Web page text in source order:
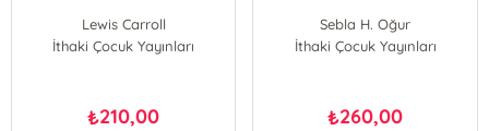
Lewis Carroll
İthaki Çocuk Yayınları
₺210,00
Sebla H. Oğur
İthaki Çocuk Yayınları
₺260,00